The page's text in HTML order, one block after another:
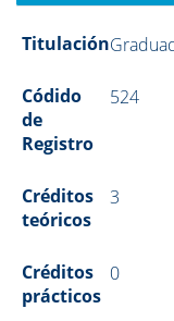
Titulación
Códido
de
Registro
524
Créditos
teóricos
3
Créditos
prácticos
0